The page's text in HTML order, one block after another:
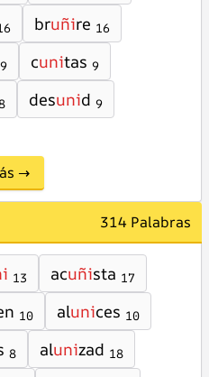
bruñire 16
9 cunitas 9
desunid 9
→
314 Palabras
13 acuñista 17
10 alunices 10
8 alunizad 18